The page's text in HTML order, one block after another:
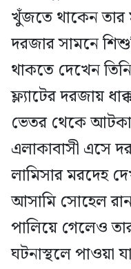
খুঁজতে থাকেন তার
দরজার সামনে
থাকতে দেখেন
ফ্ল্যাটের দরজায়
ভেতর থেকে
এলাকাবাসী এসে
লামিসার মরদেহ
আসামি সোহেল
পালিয়ে গেলেও তার
ঘটনাস্থলে পাওয়া